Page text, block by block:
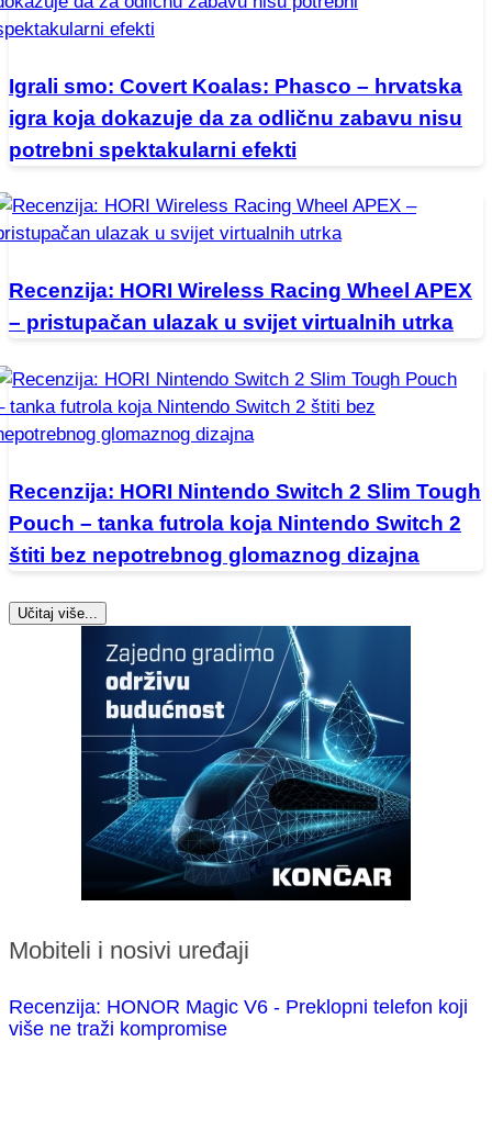
Igrali smo: Covert Koalas: Phasco – hrvatska
igra koja dokazuje da za odličnu zabavu nisu
potrebni spektakularni efekti
Recenzija: HORI Wireless Racing Wheel APEX
– pristupačan ulazak u svijet virtualnih utrka
Recenzija: HORI Nintendo Switch 2 Slim Tough
Pouch – tanka futrola koja Nintendo Switch 2
štiti bez nepotrebnog glomaznog dizajna
Učitaj više...
Mobiteli i nosivi uređaji
Recenzija: HONOR Magic V6 - Preklopni telefon koji
više ne traži kompromise